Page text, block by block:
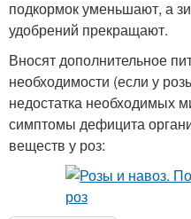
подкормок уменьшают, а
удобрений прекращают.
Вносят дополнительное
необходимости (если у
недостатка необходимых
симптомы дефицита
веществ у роз: